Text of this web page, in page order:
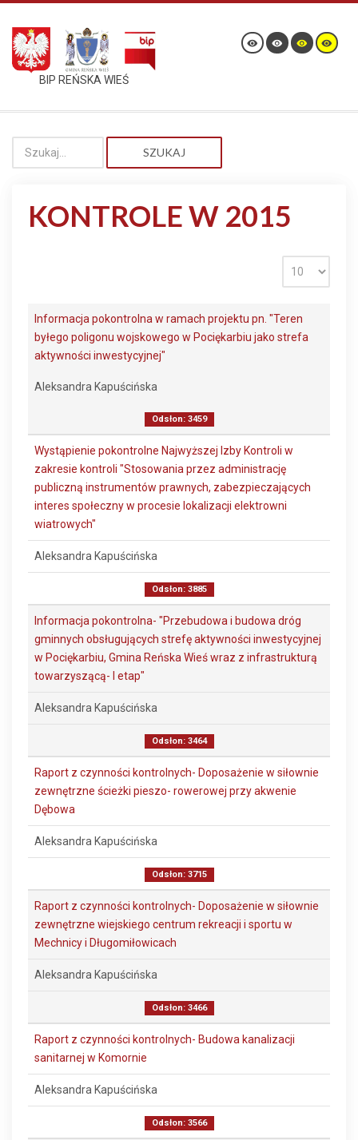
BIP REŃSKA WIEŚ
SZUKAJ
KONTROLE W 2015
Informacja pokontrolna w ramach projektu pn. "Teren
byłego poligonu wojskowego w Pociękarbiu jako strefa
aktywności inwestycyjnej"
Aleksandra Kapuścińska
Odsłon: 3459
Wystąpienie pokontrolne Najwyższej Izby Kontroli w
zakresie kontroli "Stosowania przez administrację
publiczną instrumentów prawnych, zabezpieczających
interes społeczny w procesie lokalizacji elektrowni
wiatrowych"
Aleksandra Kapuścińska
Odsłon: 3885
Informacja pokontrolna- "Przebudowa i budowa dróg
gminnych obsługujących strefę aktywności inwestycyjnej
w Pociękarbiu, Gmina Reńska Wieś wraz z infrastrukturą
towarzyszącą- I etap"
Aleksandra Kapuścińska
Odsłon: 3464
Raport z czynności kontrolnych- Doposażenie w siłownie
zewnętrzne ścieżki pieszo- rowerowej przy akwenie
Dębowa
Aleksandra Kapuścińska
Odsłon: 3715
Raport z czynności kontrolnych- Doposażenie w siłownie
zewnętrzne wiejskiego centrum rekreacji i sportu w
Mechnicy i Długomiłowicach
Aleksandra Kapuścińska
Odsłon: 3466
Raport z czynności kontrolnych- Budowa kanalizacji
sanitarnej w Komornie
Aleksandra Kapuścińska
Odsłon: 3566